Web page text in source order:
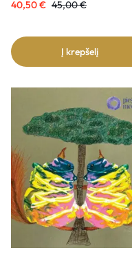
45,00€
40,50€
Į krepšelį